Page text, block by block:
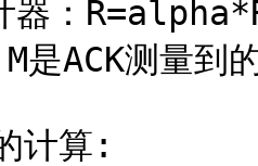
器：
ACK测量到
计算: